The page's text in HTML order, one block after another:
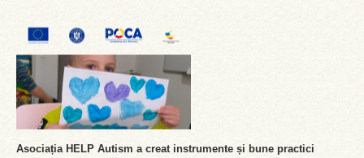
Asociația HELP Autism a creat instrumente și bune practici